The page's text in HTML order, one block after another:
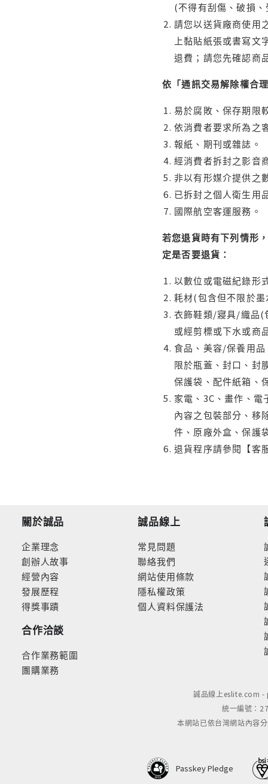
(不得有刮傷、破損
請您以送貨廠商使用
上黏貼紙張或書寫
退費；請您先確認商
依「通訊交易解除權合
易於腐敗、保存期限
依消費者要求所為之
報紙、期刊或雜誌。
經消費者拆封之影音
非以有形媒介提供之
已拆封之個人衛生用
國際航空客運服務。
若您退貨時有下列情形
定是否要退貨：
以數位或電磁紀錄形
耗材(包含但不限於
衣飾鞋類/寢具/織品(
或經剪標或下水或商
食品、美容/保養用
限於瓶蓋、封口、封
保護袋、配件紙箱、
家電、3C、畫作、
內容之包裝部分、移
件、原廠外盒、保護
退貨程序請參閱【客
關於誠品
企業理念
創辦人故事
經營內容
發展歷程
得獎事蹟
合作洽談
合作業務範圍
團購業務
誠品線上
常見問題
聯絡我們
網站使用條款
隱私權政策
個人資料保護法
誠品線上eslite.com
統一編號：
本網站已依台灣網站內容
Passkey Pledge